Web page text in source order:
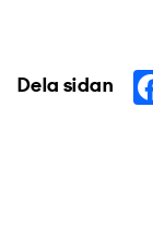
Dela sidan